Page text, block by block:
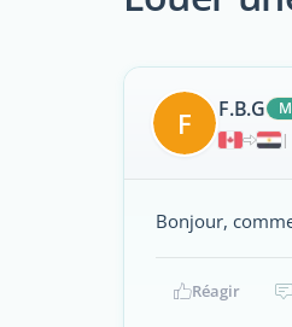
F F.B.G
|
Bonjour,
Réagir